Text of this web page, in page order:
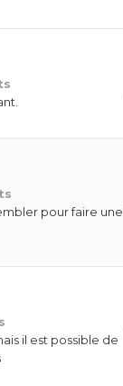
pour faire une
il est possible de